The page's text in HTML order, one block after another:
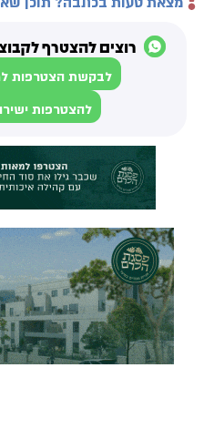
רוצים להצטרף
לבקשת הצטרפות
להצטרפות